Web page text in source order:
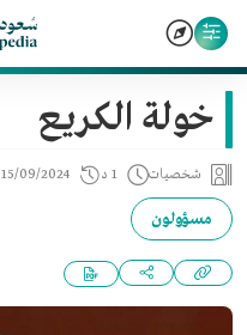
خولة الكريع
شخصيات 1 د 15/09/2024
مسؤولون